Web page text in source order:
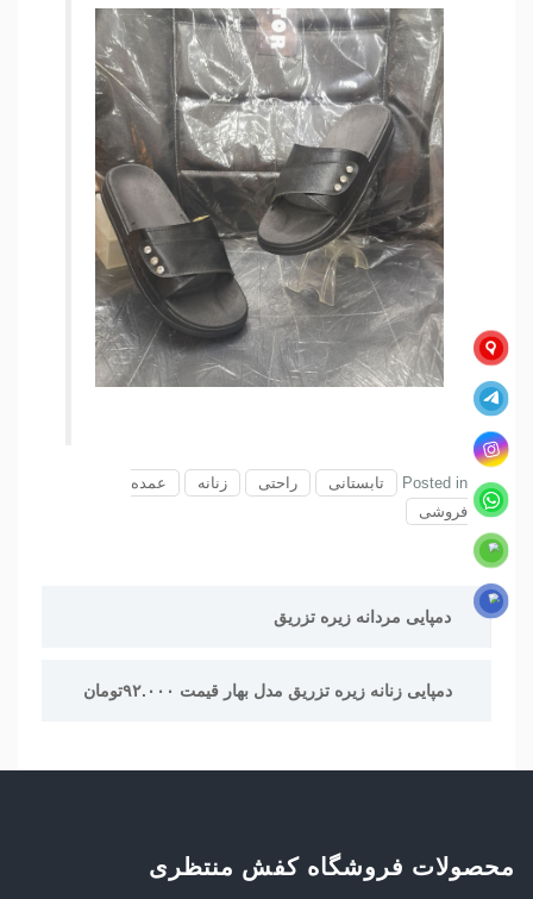
Posted in تابستانی راحتی زنانه
عمده
فروشی
راهبری
نوشته
دمپایی مردانه زیره تزریق
دمپایی زنانه زیره تزریق مدل بهار قیمت ۹۲.۰۰۰تومان
محصولات فروشگاه کفش منتظری